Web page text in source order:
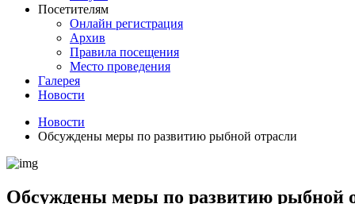
Посетителям
Онлайн регистрация
Архив
Правила посещения
Место проведения
Галерея
Новости
Новости
Обсуждены меры по развитию рыбной отрасли
Обсуждены меры по развитию рыбной